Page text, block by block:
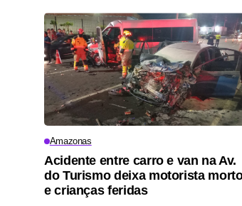
Amazonas
Acidente entre carro e van na Av.
do Turismo deixa motorista
e crianças feridas